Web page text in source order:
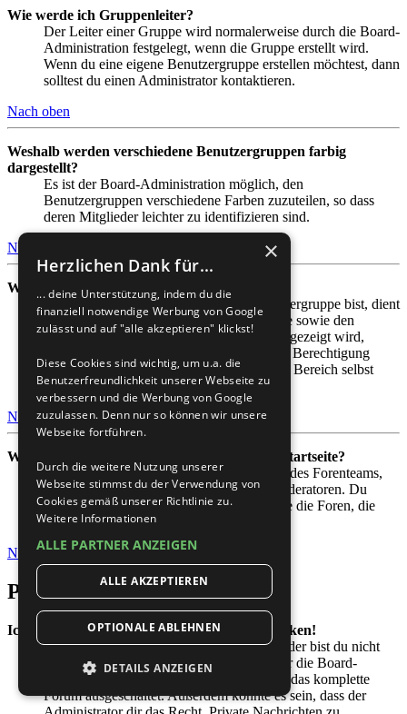
Wie werde ich Gruppenleiter?
Der Leiter einer Gruppe wird normalerweise durch die Board-
Administration festgelegt, wenn die Gruppe erstellt wird.
Wenn du eine eigene Benutzergruppe erstellen möchtest, dann
solltest du einen Administrator kontaktieren.
Nach oben
Weshalb werden verschiedene Benutzergruppen farbig
dargestellt?
Es ist der Board-Administration möglich, den
Benutzergruppen verschiedene Farben zuzuteilen, so dass
deren Mitglieder leichter zu identifizieren sind.
Nach oben
Was ist eine Hauptgruppe?
Wenn du Mitglied in mehr als einer Benutzergruppe bist, dient
die Hauptgruppe dazu, deine Gruppenfarbe sowie den
Gruppenrang, der bei dir standardmäßig angezeigt wird,
festzulegen. Ein Administrator kann dir die Berechtigung
geben, deine Hauptgruppe im persönlichen Bereich selbst
festzulegen.
Nach oben
Was bedeutet der „Das Team“-Link auf der Startseite?
Auf dieser Seite findest du eine Auflistung des Forenteams,
einschließlich der Administratoren, der Moderatoren. Du
findest hier auch weitere Informationen wie die Foren, die
diese im Einzelnen moderieren.
Nach oben
Private Nachrichten
Ich kann keine Privaten Nachrichten verschicken!
Hierfür kann es drei Gründe geben: Entweder bist du nicht
registriert und / oder nicht angemeldet, oder die Board-
Administration hat Private Nachrichten für das komplette
Forum ausgeschaltet. Außerdem könnte es sein, dass der
×
Herzlichen Dank für...
... deine Unterstützung, indem du die
finanziell notwendige Werbung von Google
zulässt und auf "alle akzeptieren" klickst!
Diese Cookies sind wichtig, um u.a. die
Benutzerfreundlichkeit unserer Webseite zu
verbessern und die Werbung von Google
zuzulassen. Denn nur so können wir unsere
Webseite fortführen.
Durch die weitere Nutzung unserer
Webseite stimmst du der Verwendung von
Cookies gemäß unserer Richtlinie zu.
Weitere Informationen
ALLE PARTNER ANZEIGEN
ALLE AKZEPTIEREN
OPTIONALE ABLEHNEN
DETAILS ANZEIGEN